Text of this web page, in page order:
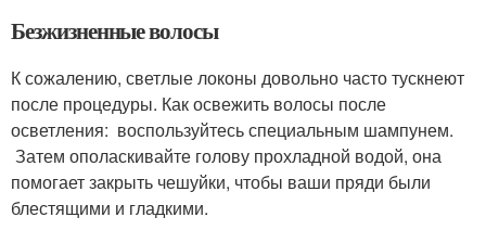
Безжизненные волосы
К сожалению, светлые локоны довольно часто тускнеют
после процедуры. Как освежить волосы после
осветления: воспользуйтесь специальным шампунем.
Затем ополаскивайте голову прохладной водой, она
помогает закрыть чешуйки, чтобы ваши пряди были
блестящими и гладкими.